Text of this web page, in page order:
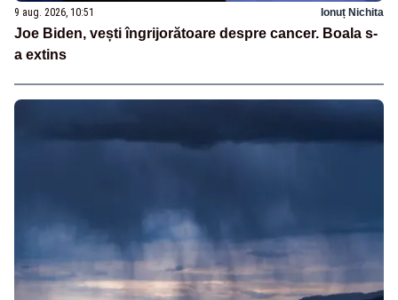
9 aug. 2026, 10:51 Ionuț Nichita
Joe Biden, vești îngrijorătoare despre cancer. Boala s-
a extins